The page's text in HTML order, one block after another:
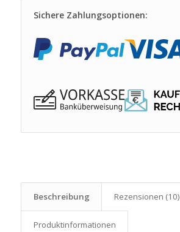
Sichere Zahlungsoptionen:
Beschreibung Rezensionen (10)
Produkt­informationen